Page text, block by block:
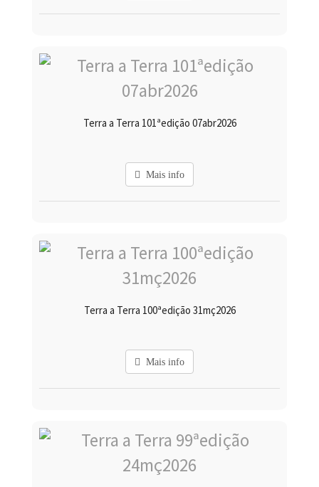
Terra a Terra 101ªedição 07abr2026
Mais info
Terra a Terra 100ªedição 31mç2026
Mais info